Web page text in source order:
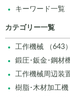
キーワード一覧
カテゴリー一覧
工作機械 （643）
鍛圧･鈑金･鋼材
工作機械周辺装
樹脂･木材加工機